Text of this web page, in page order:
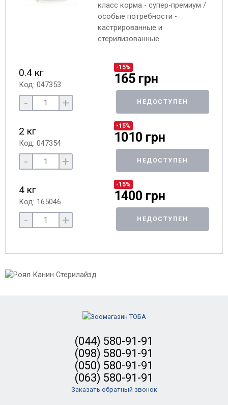
класс корма - супер-премиум /
особые потребности -
кастрированные и
стерилизованные
0.4 кг
Код: 047353
-15%
165 грн
- + НЕДОСТУПЕН
2 кг
Код: 047354
-15%
1010 грн
- + НЕДОСТУПЕН
4 кг
Код: 165046
-15%
1400 грн
- + НЕДОСТУПЕН
(044) 580-91-91
(098) 580-91-91
(050) 580-91-91
(063) 580-91-91
Заказать обратный звонок